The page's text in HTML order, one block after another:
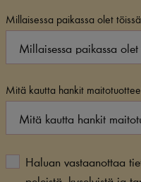
Millaisessa paikassa olet
Mitä kautta hankit
Haluan vastaanottaa